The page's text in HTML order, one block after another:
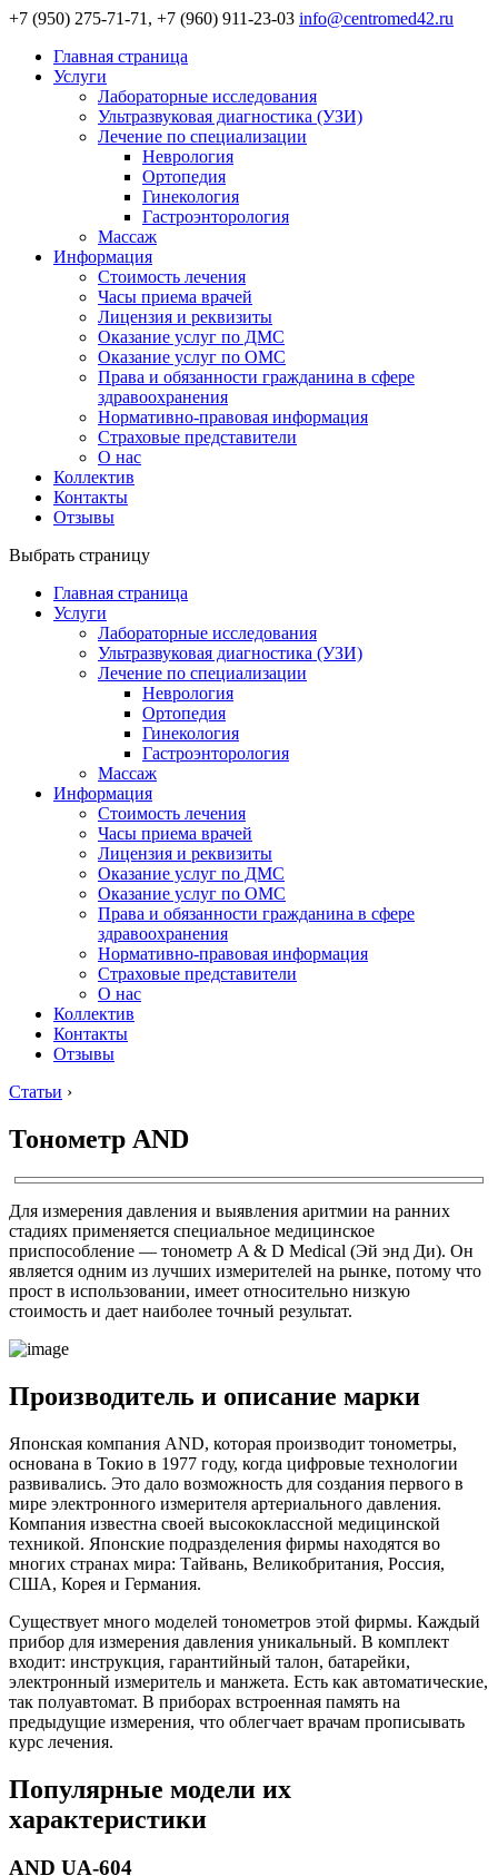
+7 (950) 275-71-71, +7 (960) 911-23-03 info@centromed42.ru
Главная страница
Услуги
Лабораторные исследования
Ультразвуковая диагностика (УЗИ)
Лечение по специализации
Неврология
Ортопедия
Гинекология
Гастроэнторология
Массаж
Информация
Стоимость лечения
Часы приема врачей
Лицензия и реквизиты
Оказание услуг по ДМС
Оказание услуг по ОМС
Права и обязанности гражданина в сфере
здравоохранения
Нормативно-правовая информация
Страховые представители
О нас
Коллектив
Контакты
Отзывы
Выбрать страницу
Главная страница
Услуги
Лабораторные исследования
Ультразвуковая диагностика (УЗИ)
Лечение по специализации
Неврология
Ортопедия
Гинекология
Гастроэнторология
Массаж
Информация
Стоимость лечения
Часы приема врачей
Лицензия и реквизиты
Оказание услуг по ДМС
Оказание услуг по ОМС
Права и обязанности гражданина в сфере
здравоохранения
Нормативно-правовая информация
Страховые представители
О нас
Коллектив
Контакты
Отзывы
Статьи ›
Тонометр AND
Для измерения давления и выявления аритмии на ранних
стадиях применяется специальное медицинское
приспособление — тонометр A & D Medical (Эй энд Ди). Он
является одним из лучших измерителей на рынке, потому что
прост в использовании, имеет относительно низкую
стоимость и дает наиболее точный результат.
Производитель и описание марки
Японская компания AND, которая производит тонометры,
основана в Токио в 1977 году, когда цифровые технологии
развивались. Это дало возможность для создания первого в
мире электронного измерителя артериального давления.
Компания известна своей высококлассной медицинской
техникой. Японские подразделения фирмы находятся во
многих странах мира: Тайвань, Великобритания, Россия,
США, Корея и Германия.
Существует много моделей тонометров этой фирмы. Каждый
прибор для измерения давления уникальный. В комплект
входит: инструкция, гарантийный талон, батарейки,
электронный измеритель и манжета. Есть как автоматические,
так полуавтомат. В приборах встроенная память на
предыдущие измерения, что облегчает врачам прописывать
курс лечения.
Популярные модели их
характеристики
AND UA-604